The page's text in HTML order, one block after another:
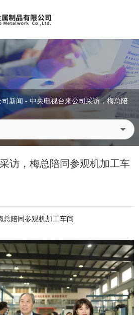
司新闻 - 中央电视台来公司采访，梅总陪
访，梅总陪同参观机加工车
总陪同参观机加工车间